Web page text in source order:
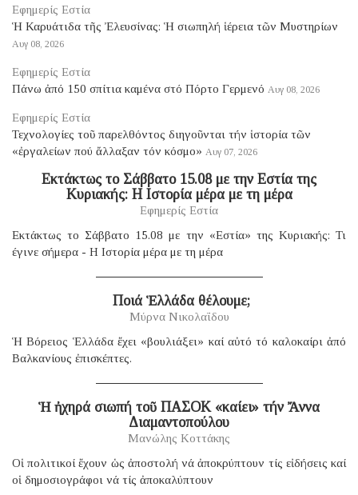
Εφημερίς Εστία
Ἡ Καρυάτιδα τῆς Ἐλευσίνας: Ἡ σιωπηλή ἱέρεια τῶν Μυστηρίων
Αυγ 08, 2026
Εφημερίς Εστία
Πάνω ἀπό 150 σπίτια καμένα στό Πόρτο Γερμενό Αυγ 08, 2026
Εφημερίς Εστία
Τεχνολογίες τοῦ παρελθόντος διηγοῦνται τήν ἱστορία τῶν
«ἐργαλείων πού ἄλλαξαν τόν κόσμο» Αυγ 07, 2026
Eκτάκτως το Σάββατο 15.08 με την Εστία της
Κυριακής: Η Ιστορία μέρα με τη μέρα
Εφημερίς Εστία
Εκτάκτως το Σάββατο 15.08 με την «Εστία» της Κυριακής: Τι
έγινε σήμερα - Η Ιστορία μέρα με τη μέρα
​ Ποιά Ἑλλάδα θέλουμε;
Μύρνα Νικολαΐδου
Ἡ Βόρειος Ἑλλάδα ἔχει «βουλιάξει» καί αὐτό τό καλοκαίρι ἀπό
Βαλκανίους ἐπισκέπτες.
Ἡ ἠχηρά σιωπή τοῦ ΠΑΣΟΚ «καίει» τήν Ἄννα
Διαμαντοπούλου
Μανώλης Κοττάκης
Οἱ πολιτικοί ἔχουν ὡς ἀποστολή νά ἀποκρύπτουν τίς εἰδήσεις καί
οἱ δημοσιογράφοι νά τίς ἀποκαλύπτουν